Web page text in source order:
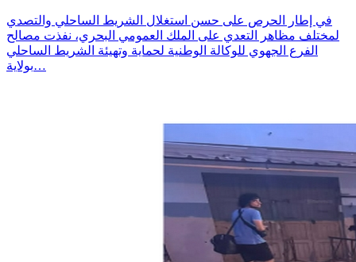
في إطار الحرص على حسن استغلال الشريط الساحلي والتصدي
لمختلف مظاهر التعدي على الملك العمومي البحري، نفذت مصالح
الفرع الجهوي للوكالة الوطنية لحماية وتهيئة الشريط الساحلي
بولاية…